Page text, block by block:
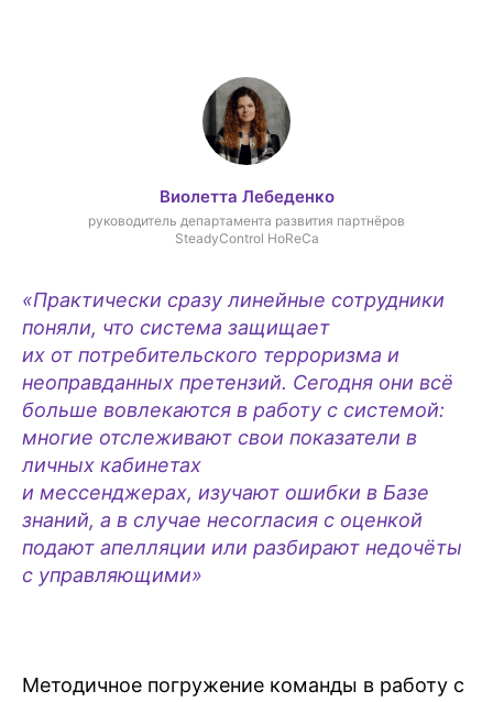
Виолетта Лебеденко
руководитель департамента развития партнёров
SteadyControl HoReCa
«Практически сразу линейные сотрудники
поняли, что система защищает
их от потребительского терроризма и
неоправданных претензий. Сегодня они всё
больше вовлекаются в работу с системой:
многие отслеживают свои показатели в
личных кабинетах
и мессенджерах, изучают ошибки в Базе
знаний, а в случае несогласия с оценкой
подают апелляции или разбирают недочёты
с управляющими»
Методичное погружение команды в работу с